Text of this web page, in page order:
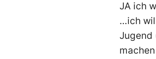
JA ich
…ich
Jugend